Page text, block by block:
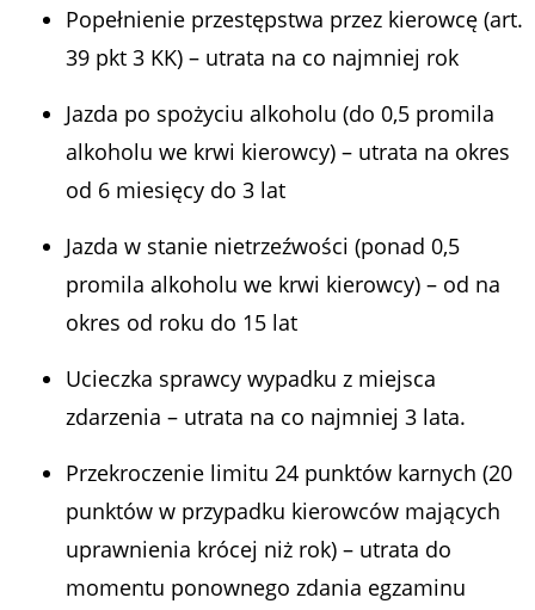
Popełnienie przestępstwa przez kierowcę (art.
39 pkt 3 KK) – utrata na co najmniej rok
Jazda po spożyciu alkoholu (do 0,5 promila
alkoholu we krwi kierowcy) – utrata na okres
od 6 miesięcy do 3 lat
Jazda w stanie nietrzeźwości (ponad 0,5
promila alkoholu we krwi kierowcy) – od na
okres od roku do 15 lat
Ucieczka sprawcy wypadku z miejsca
zdarzenia – utrata na co najmniej 3 lata.
Przekroczenie limitu 24 punktów karnych (20
punktów w przypadku kierowców mających
uprawnienia krócej niż rok) – utrata do
momentu ponownego zdania egzaminu